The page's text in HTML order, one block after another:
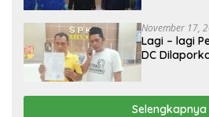
November 17,
Lagi – lagi
DC
Selengkapnya